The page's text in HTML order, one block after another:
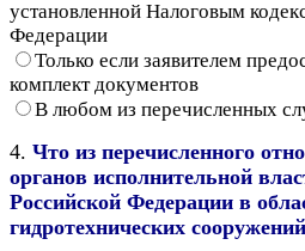
установленной Налоговым
Федерации
Только если заявителем
комплект документов
В любом из перечисленных
4. Что из перечисленного
органов исполнительной
Российской Федерации в
гидротехнических